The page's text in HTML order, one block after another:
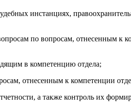
инстанциях,
по вопросам, отнесенным к
в компетенцию отдела;
отнесенным к компетенции
а также контроль их